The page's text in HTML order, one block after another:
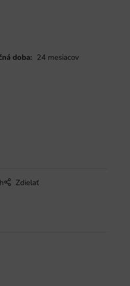
doba: 24 mesiacov
Zdielať